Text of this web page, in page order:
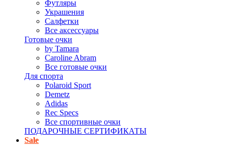
Футляры
Украшения
Салфетки
Все аксессуары
Готовые очки
by Tamara
Caroline Abram
Все готовые очки
Для спорта
Polaroid Sport
Demetz
Adidas
Rec Specs
Все спортивные очки
ПОДАРОЧНЫЕ СЕРТИФИКАТЫ
Sale